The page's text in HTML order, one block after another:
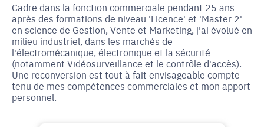
Cadre dans la fonction commerciale pendant 25 ans
après des formations de niveau 'Licence' et 'Master 2'
en science de Gestion, Vente et Marketing, j'ai évolué en
milieu industriel, dans les marchés de
l'électromécanique, électronique et la sécurité
(notamment Vidéosurveillance et le contrôle d'accès).
Une reconversion est tout à fait envisageable compte
tenu de mes compétences commerciales et mon apport
personnel.